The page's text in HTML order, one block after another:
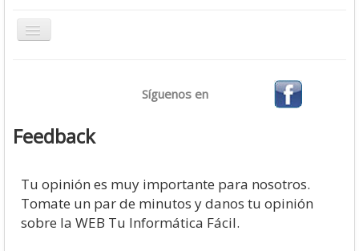
Toggle
Ofimática
Sistemas Operativos
Síguenos en
Feedback
Tu opinión es muy importante para nosotros.
Tomate un par de minutos y danos tu opinión
sobre la WEB Tu Informática Fácil.